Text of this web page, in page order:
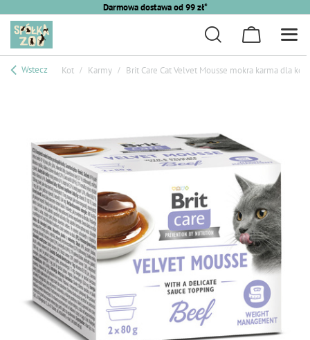
Darmowa dostawa od 99 zł*
Wstecz Kot Karmy Brit Care Cat Velvet Mousse mokra karma dla